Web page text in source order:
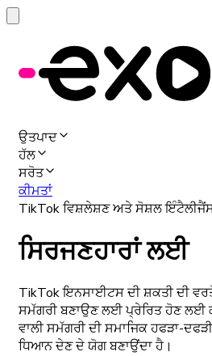
ਉਤਪਾਦ
ਹੱਲ
ਸਰੋਤ
ਕੀਮਤਾਂ
TikTok ਵਿਸ਼ਲੇਸ਼ਣ ਅਤੇ ਸੋਸ਼ਲ
ਸਿਰਜਣਹਾਰਾਂ ਲਈ
TikTok ਇਨਸਾਈਟਸ ਦੀ ਸ਼ਕਤੀ ਦੀ
ਸਮੱਗਰੀ ਬਣਾਉਣ ਲਈ ਪ੍ਰੇਰਿਤ ਹੋਣ ਲਈ
ਵਾਲੀ ਸਮੱਗਰੀ ਦੀ ਸਮਾਜਿਕ ਹਫੜਾ-
ਧਿਆਨ ਦੇਣ ਦੇ ਯੋਗ ਬਣਾਉਂਦਾ ਹੈ।